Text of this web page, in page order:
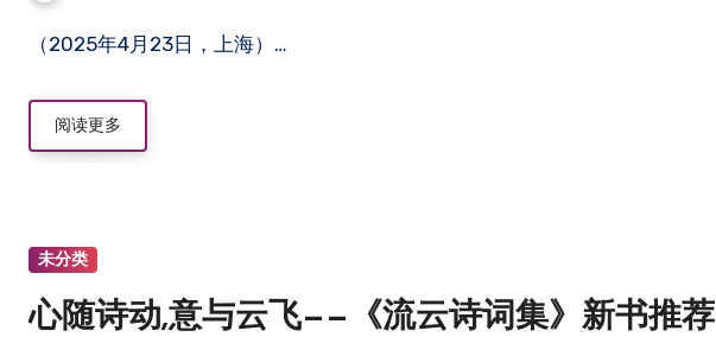
（2025年4月23日，上海）…
阅读更多
未分类
心随诗动,意与云飞——《流云诗词集》新书推荐